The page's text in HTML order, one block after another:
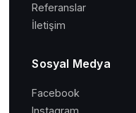
Referanslar
İletişim
Sosyal Medya
Facebook